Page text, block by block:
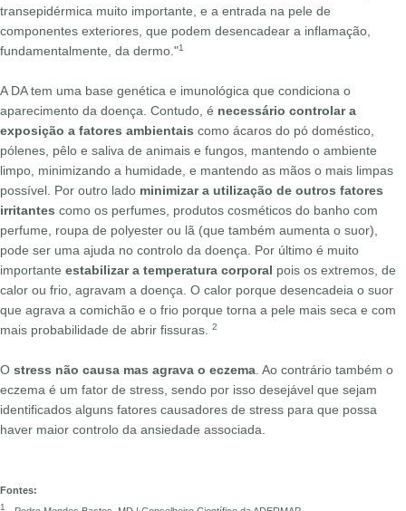
transepidérmica muito importante, e a entrada na pele de
componentes exteriores, que podem desencadear a inflamação,
fundamentalmente, da dermo."1
A DA tem uma base genética e imunológica que condiciona o
aparecimento da doença. Contudo, é necessário controlar a
exposição a fatores ambientais como ácaros do pó doméstico,
pólenes, pêlo e saliva de animais e fungos, mantendo o ambiente
limpo, minimizando a humidade, e mantendo as mãos o mais limpas
possível. Por outro lado minimizar a utilização de outros fatores
irritantes como os perfumes, produtos cosméticos do banho com
perfume, roupa de polyester ou lã (que também aumenta o suor),
pode ser uma ajuda no controlo da doença. Por último é muito
importante estabilizar a temperatura corporal pois os extremos, de
calor ou frio, agravam a doença. O calor porque desencadeia o suor
que agrava a comichão e o frio porque torna a pele mais seca e com
mais probabilidade de abrir fissuras. 2
O stress não causa mas agrava o eczema. Ao contrário também o
eczema é um fator de stress, sendo por isso desejável que sejam
identificados alguns fatores causadores de stress para que possa
haver maior controlo da ansiedade associada.
Fontes:
1